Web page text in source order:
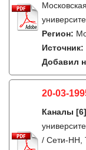
Регион:
Источник:
Добавил
20-03-
Каналы [6]
/ Сети-НН,